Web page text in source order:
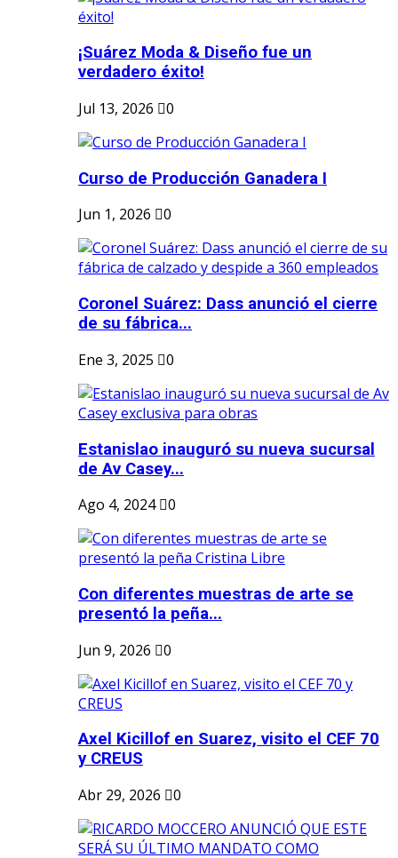
¡Suárez Moda & Diseño fue un
verdadero éxito!
Jul 13, 2026
0
Curso de Producción Ganadera I
Jun 1, 2026
0
Coronel Suárez: Dass anunció el cierre
de su fábrica...
Ene 3, 2025
0
Estanislao inauguró su nueva sucursal
de Av Casey...
Ago 4, 2024
0
Con diferentes muestras de arte se
presentó la peña...
Jun 9, 2026
0
Axel Kicillof en Suarez, visito el CEF 70
y CREUS
Abr 29, 2026
0